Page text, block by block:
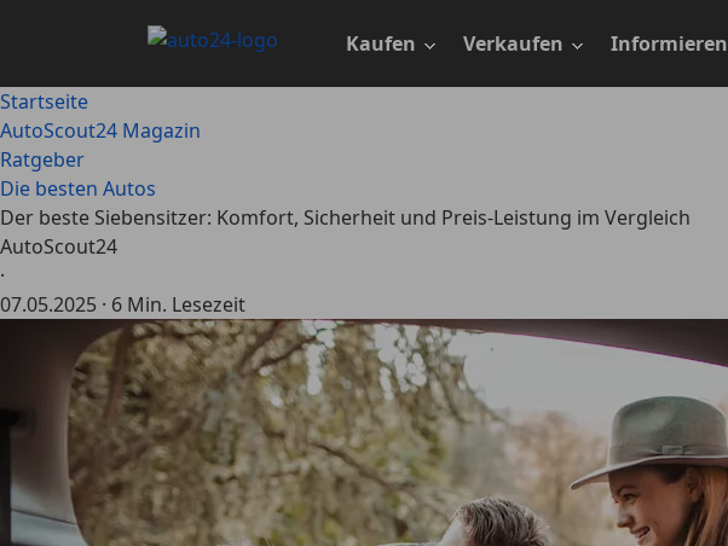
Kaufen Verkaufen Informieren
Startseite
AutoScout24 Magazin
Ratgeber
Die besten Autos
Der beste Siebensitzer: Komfort, Sicherheit und Preis-Leistung im Vergleich
AutoScout24
·
07.05.2025 · 6 Min. Lesezeit